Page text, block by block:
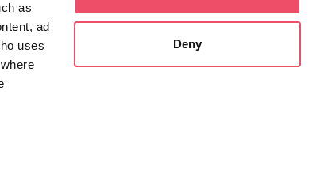
as
ad
uses
Deny